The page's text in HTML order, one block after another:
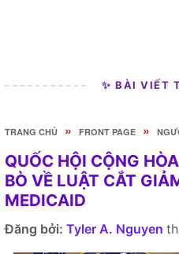
✨ BÀI VIẾT
TRANG CHỦ » FRONT PAGE »
QUỐC HỘI CỘNG
BÒ VỀ LUẬT CẮT
MEDICAID
Đăng bởi: Tyler A. Nguyen